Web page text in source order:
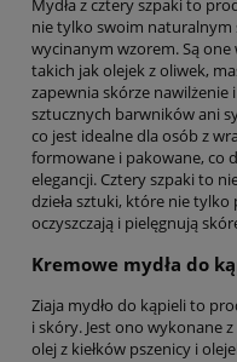
Mydła z cztery szpaki to
nie tylko swoim naturalnym
wycinanym wzorem. Są one
takich jak olejek z oliwek,
zapewnia skórze nawilżenie
sztucznych barwników ani
co jest idealne dla osób z
formowane i pakowane, co
elegancji. Cztery szpaki to
dzieła sztuki, które nie
oczyszczają i pielęgnują
Kremowe mydła do
Ziaja mydło do kąpieli to
i skóry. Jest ono wykonane
olej z kiełków pszenicy i